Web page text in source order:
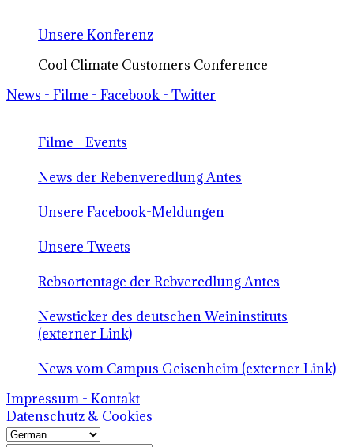
Unsere Konferenz
Cool Climate Customers Conference
News - Filme - Facebook - Twitter
Filme - Events
News der Rebenveredlung Antes
Unsere Facebook-Meldungen
Unsere Tweets
Rebsortentage der Rebveredlung Antes
Newsticker des deutschen Weininstituts
(externer Link)
News vom Campus Geisenheim (externer Link)
Impressum - Kontakt
Datenschutz & Cookies